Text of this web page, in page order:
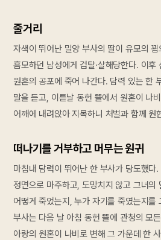
줄거리
자색이 뛰어난 밀양 부사의 딸이 유모의
흠모하던 남성에게 겁탈·살해당한다. 이
원혼의 공포에 죽어 나간다. 담력 있는 한
말을 듣고, 이튿날 동헌 뜰에서 원혼이 나
어깨에 내려앉아 지목하니 처벌과 함께 원
떠나기를 거부하고 머무는 원귀
마침내 담력이 뛰어난 한 부사가 당도했다
정면으로 마주하고, 도망치지 않고 그녀의
어떻게 죽었는지, 누가 자기를 죽였는지를
부사는 다음 날 아침 동헌 뜰에 관청의 모
아랑의 원혼이 나비로 변해 그 가운데 한